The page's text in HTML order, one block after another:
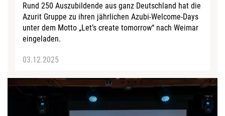
Rund 250 Auszubildende aus ganz Deutschland hat die
Azurit Gruppe zu ihren jährlichen Azubi-Welcome-Days
unter dem Motto „Let’s create tomorrow“ nach Weimar
eingeladen.
03.12.2025